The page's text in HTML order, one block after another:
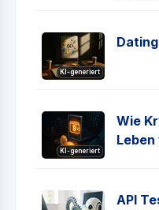
KI-generiert
KI-generiert
Wie
API